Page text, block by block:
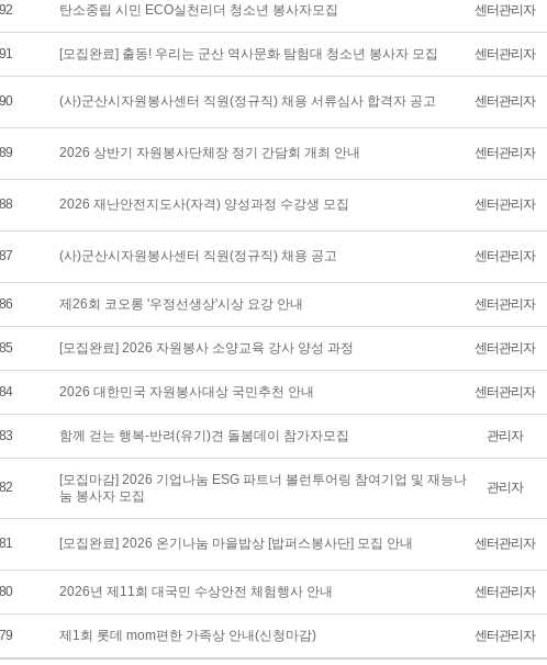
탄소중립 시민 ECO실천리더 청소년 봉사자모집 센터관리자
[모집완료] 출동! 우리는 군산 역사문화 탐험대 청소년 봉사자 모집 센터관리자
(사)군산시자원봉사센터 직원(정규직) 채용 서류심사 합격자 공고 센터관리자
2026 상반기 자원봉사단체장 정기 간담회 개최 안내 센터관리자
2026 재난안전지도사(자격) 양성과정 수강생 모집 센터관리자
(사)군산시자원봉사센터 직원(정규직) 채용 공고 센터관리자
제26회 코오롱 '우정선생상'시상 요강 안내 센터관리자
[모집완료] 2026 자원봉사 소양교육 강사 양성 과정 센터관리자
2026 대한민국 자원봉사대상 국민추천 안내 센터관리자
함께 걷는 행복-반려(유기)견 돌봄데이 참가자모집 관리자
[모집마감] 2026 기업나눔 ESG 파트너 볼런투어링 참여기업 및 재능나
눔 봉사자 모집
관리자
[모집완료] 2026 온기나눔 마을밥상 [밥퍼스봉사단] 모집 안내 센터관리자
2026년 제11회 대국민 수상안전 체험행사 안내 센터관리자
제1회 롯데 mom편한 가족상 안내(신청마감) 센터관리자